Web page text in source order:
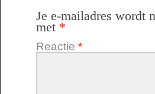
Je e-mailadres wordt
met *
Reactie *